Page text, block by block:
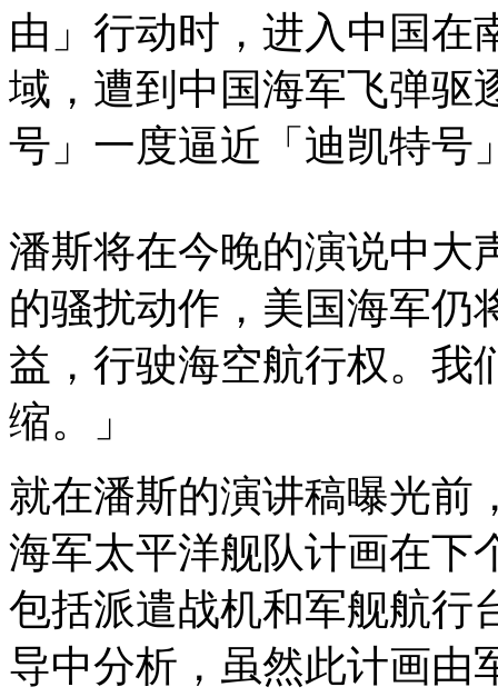
由」行动时，进入中国在
域，遭到中国海军飞弹驱
号」一度逼近「迪凯特号
潘斯将在今晚的演说中大
的骚扰动作，美国海军仍
益，行驶海空航行权。我
缩。」
就在潘斯的演讲稿曝光前
海军太平洋舰队计画在下
包括派遣战机和军舰航行
导中分析，虽然此计画由